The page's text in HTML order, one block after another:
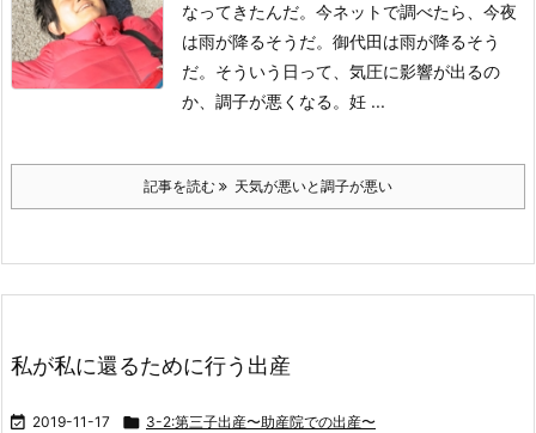
なってきたんだ。 今ネットで調べたら、今夜
は雨が降るそうだ。 御代田は雨が降るそう
だ。 そういう日って、気圧に影響が出るの
か、調子が悪くなる。 妊 ...
記事を読む 天気が悪いと調子が悪い
私が私に還るために行う出産
 2019-11-17  3-2:第三子出産〜助産院での出産〜